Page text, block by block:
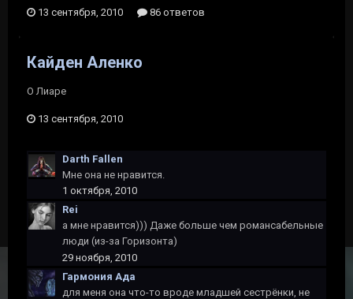
13 сентября, 2010 86 ответов
Кайден Аленко
О Лиаре
13 сентября, 2010
Darth Fallen
Мне она не нравится.
1 октября, 2010
Rеi
а мне нравится))) Даже больше чем романсабельные
люди (из-за Горизонта)
29 ноября, 2010
Гармония Ада
для меня она что-то вроде младшей сестрёнки, не